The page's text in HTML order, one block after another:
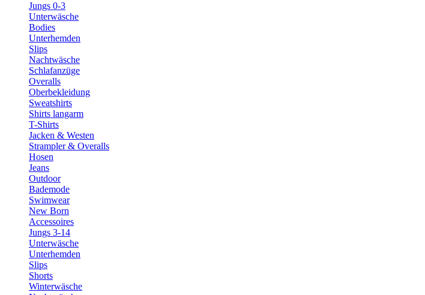
Jungs 0-3
Unterwäsche
Bodies
Unterhemden
Slips
Nachtwäsche
Schlafanzüge
Overalls
Oberbekleidung
Sweatshirts
Shirts langarm
T-Shirts
Jacken & Westen
Strampler & Overalls
Hosen
Jeans
Outdoor
Bademode
Swimwear
New Born
Accessoires
Jungs 3-14
Unterwäsche
Unterhemden
Slips
Shorts
Winterwäsche